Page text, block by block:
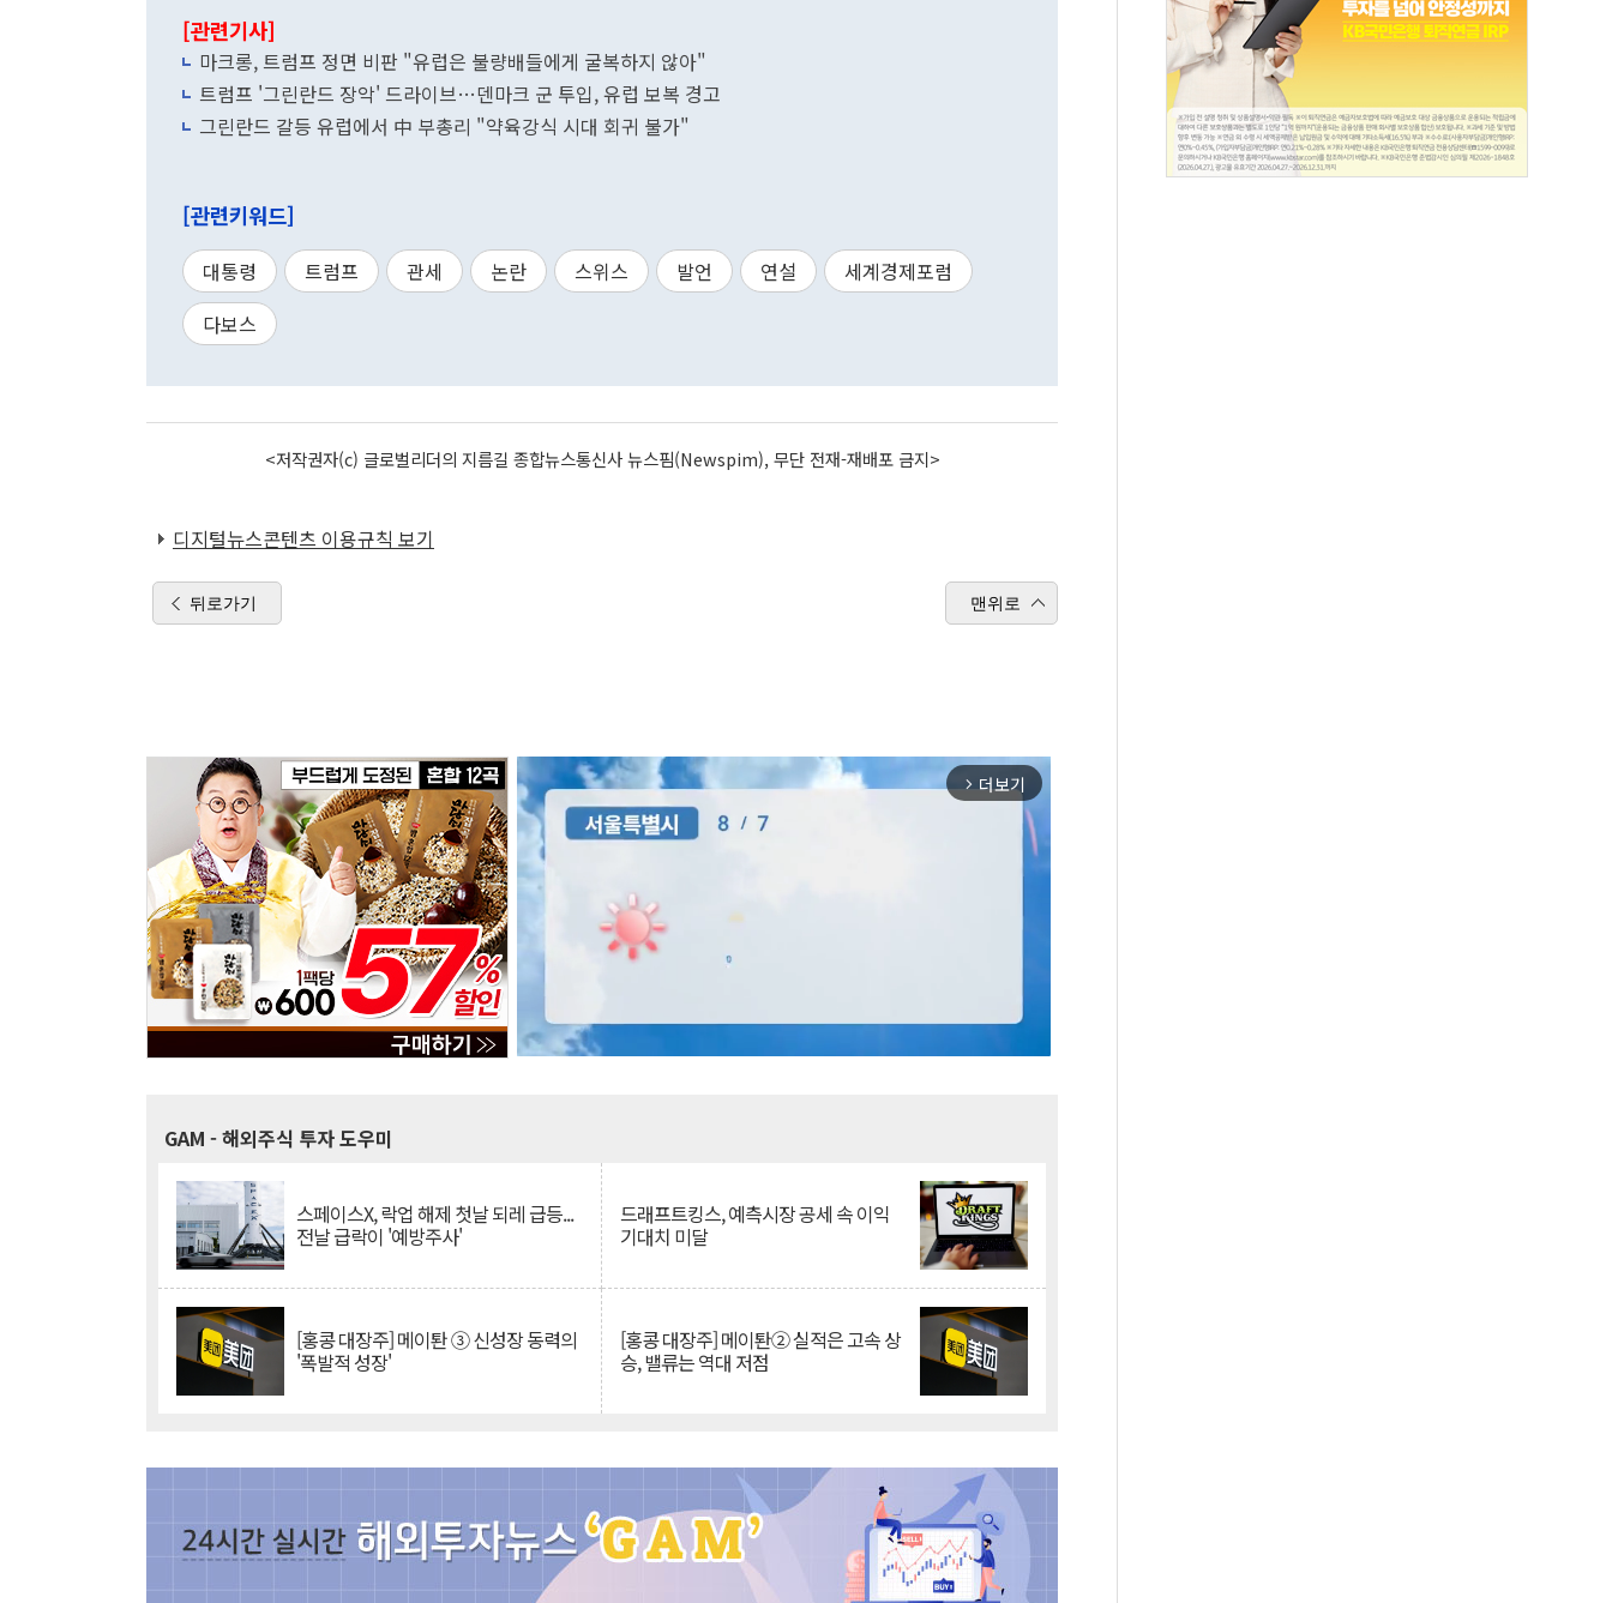
[관련기사]
마크롱, 트럼프 정면 비판 "유럽은 불량배들에게 굴복하지 않아"
트럼프 '그린란드 장악' 드라이브…덴마크 군 투입, 유럽 보복 경고
그린란드 갈등 유럽에서 中 부총리 "약육강식 시대 회귀 불가"
[관련키워드]
대통령 트럼프 관세 논란 스위스 발언 연설
세계경제포럼
다보스
<저작권자(c) 글로벌리더의 지름길 종합뉴스통신사 뉴스핌(Newspim), 무단 전재-재배포 금지>
디지털뉴스콘텐츠 이용규칙 보기
뒤로가기 맨위로
arrow_forward_ios 더보기
GAM - 해외주식 투자 도우미
스페이스X, 락업 해제 첫날 되레 급등...
전날 급락이 '예방주사'
드래프트킹스, 예측시장 공세 속 이익
기대치 미달
[홍콩 대장주] 메이퇀 ③ 신성장 동력의
'폭발적 성장'
[홍콩 대장주] 메이퇀② 실적은 고속 상
승, 밸류는 역대 저점